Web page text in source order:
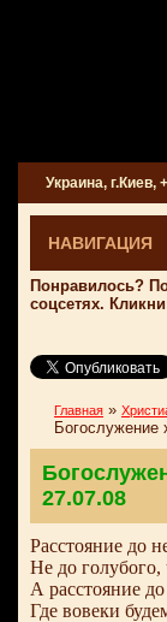
Украина, г.Киев,
НАВИГАЦИЯ
Понравилось?
соцсетях.
Главная »
Богослужение
27.07.08
Расстояние до
Не до голубого,
А расстояние
Где вовеки